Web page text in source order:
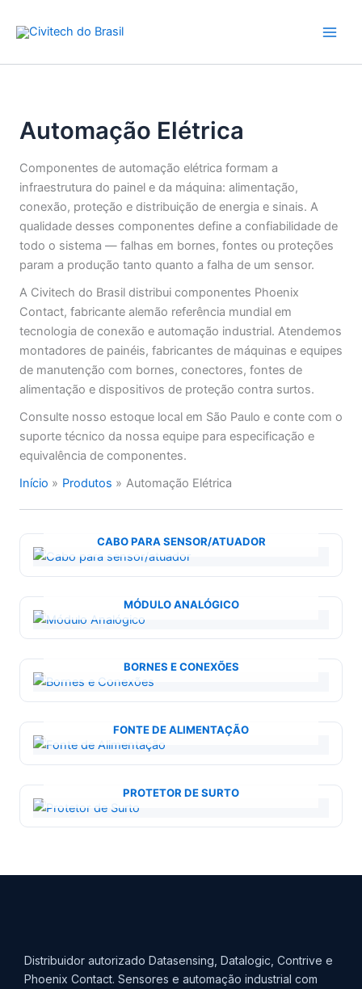
para
conteúdo
Automação Elétrica
Componentes de automação elétrica formam a
infraestrutura do painel e da máquina: alimentação,
conexão, proteção e distribuição de energia e sinais. A
qualidade desses componentes define a confiabilidade de
todo o sistema — falhas em bornes, fontes ou proteções
param a produção tanto quanto a falha de um sensor.
A Civitech do Brasil distribui componentes Phoenix
Contact, fabricante alemão referência mundial em
tecnologia de conexão e automação industrial. Atendemos
montadores de painéis, fabricantes de máquinas e equipes
de manutenção com bornes, conectores, fontes de
alimentação e dispositivos de proteção contra surtos.
Consulte nosso estoque local em São Paulo e conte com o
suporte técnico da nossa equipe para especificação e
equivalência de componentes.
Início
Produtos Automação Elétrica
CABO PARA SENSOR/ATUADOR
MÓDULO ANALÓGICO
BORNES E CONEXÕES
FONTE DE ALIMENTAÇÃO
PROTETOR DE SURTO
Distribuidor autorizado Datasensing, Datalogic, Contrive e
Phoenix Contact. Sensores e automação industrial com